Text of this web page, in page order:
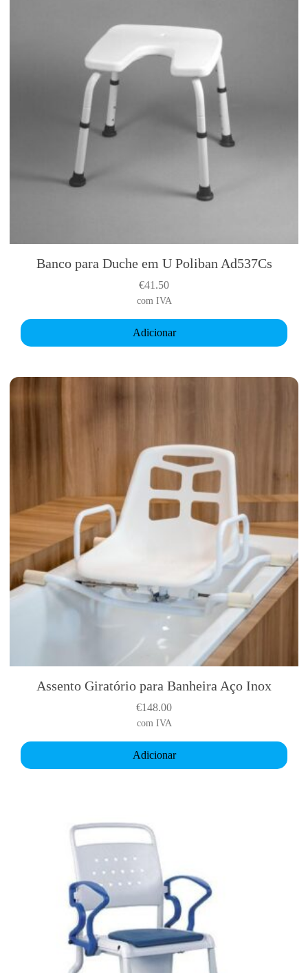
Banco para Duche em U Poliban Ad537Cs
€41.50
com IVA
Adicionar
Assento Giratório para Banheira Aço Inox
€148.00
com IVA
Adicionar